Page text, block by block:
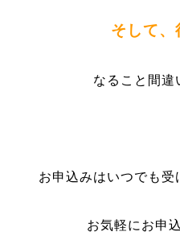
そして、
なること間違
お申込みはいつでも
お気軽にお申